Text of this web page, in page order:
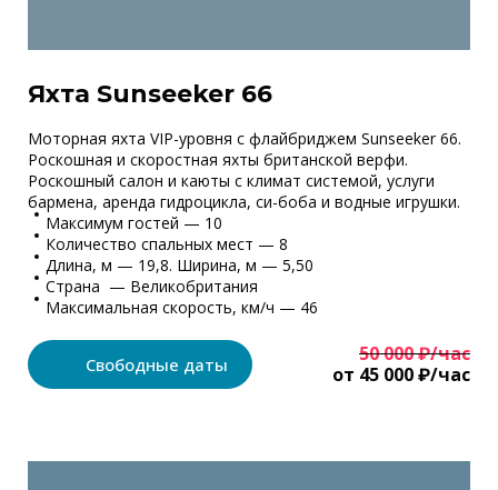
Яхта Sunseeker 66
Моторная яхта VIP-уровня с флайбриджем Sunseeker 66.
Роскошная и скоростная яхты британской верфи.
Роскошный салон и каюты с климат системой, услуги
бармена, аренда гидроцикла, си-боба и водные игрушки.
Максимум гостей — 10
Количество спальных мест — 8
Длина, м — 19,8. Ширина, м — 5,50
Страна — Великобритания
Максимальная скорость, км/ч — 46
Свободные даты
50 000 ₽/час
от 45 000 ₽/час